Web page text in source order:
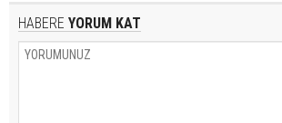
HABERE YORUM KAT